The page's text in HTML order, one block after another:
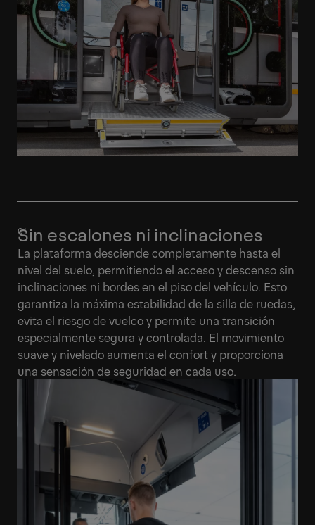
Sin escalones ni inclinaciones
La plataforma desciende completamente hasta el
nivel del suelo, permitiendo el acceso y descenso sin
inclinaciones ni bordes en el piso del vehículo. Esto
garantiza la máxima estabilidad de la silla de ruedas,
evita el riesgo de vuelco y permite una transición
especialmente segura y controlada. El movimiento
suave y nivelado aumenta el confort y proporciona
una sensación de seguridad en cada uso.